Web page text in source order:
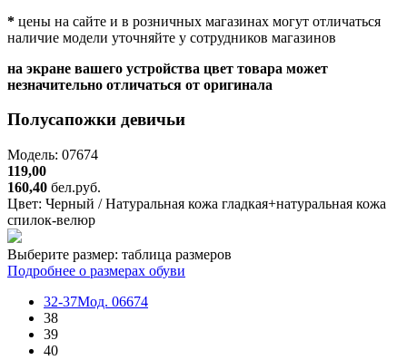
* цены на сайте и в розничных магазинах могут отличаться
наличие модели уточняйте у сотрудников магазинов
на экране вашего устройства цвет товара может
незначительно отличаться от оригинала
Полусапожки девичьи
Модель: 07674
119,00
160,40 бел.руб.
Цвет: Черный / Натуральная кожа гладкая+натуральная кожа
спилок-велюр
Выберите размер: таблица размеров
Подробнее о размерах обуви
32-37Мод. 06674
38
39
40